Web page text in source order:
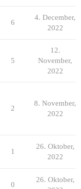
6
4. December,
2022
5
12.
November,
2022
2
8. November,
2022
1
26. Oktober,
2022
0
26. Oktober,